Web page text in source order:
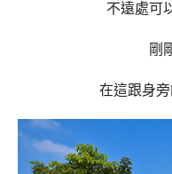
不遠處可
剛
在這跟身